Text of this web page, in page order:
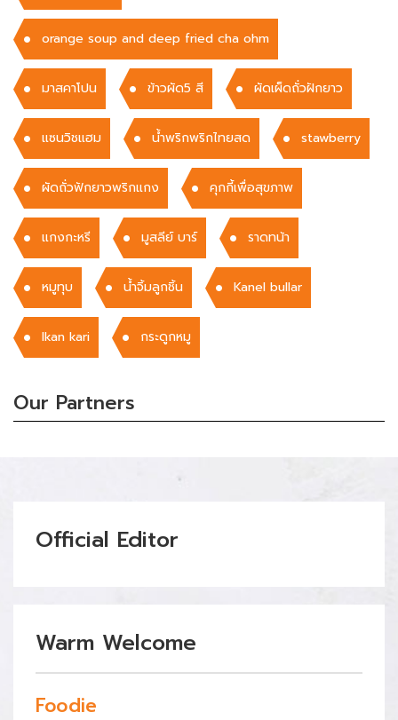
orange soup and deep fried cha ohm
มาสคาโปน ข้าวผัด5 สี ผัดเผ็ดถั่วฝักยาว
แซนวิชแฮม น้ำพริกพริกไทยสด stawberry
ผัดถั่วฟักยาวพริกแกง คุกกี้เพื่อสุขภาพ
แกงกะหรี มูสลีย์ บาร์ ราดทน้า
หมูทุบ น้ำจิ้มลูกชิ้น Kanel bullar
Ikan kari กระดูกหมู
Our Partners
Official Editor
Warm Welcome
Foodie